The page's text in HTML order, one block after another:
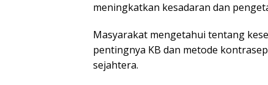
meningkatkan kesadaran dan
Masyarakat mengetahui tentang
pentingnya KB dan metode
sejahtera.